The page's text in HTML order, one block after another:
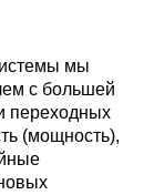
мы
с большей
переходных
(мощность),